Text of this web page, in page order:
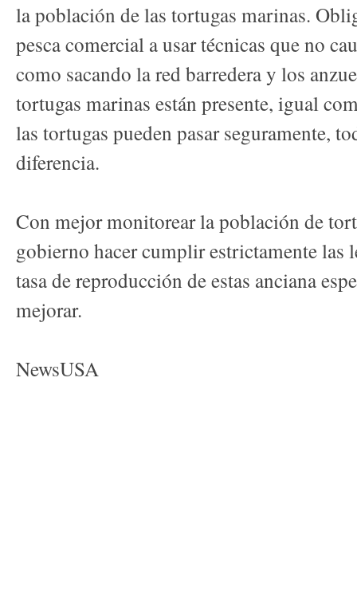
la población de las tortugas marinas.
pesca comercial a usar técnicas que no
como sacando la red barredera y los
tortugas marinas están presente, igual
las tortugas pueden pasar seguramente,
diferencia.
Con mejor monitorear la población de
gobierno hacer cumplir estrictamente las
tasa de reproducción de estas anciana
mejorar.
NewsUSA